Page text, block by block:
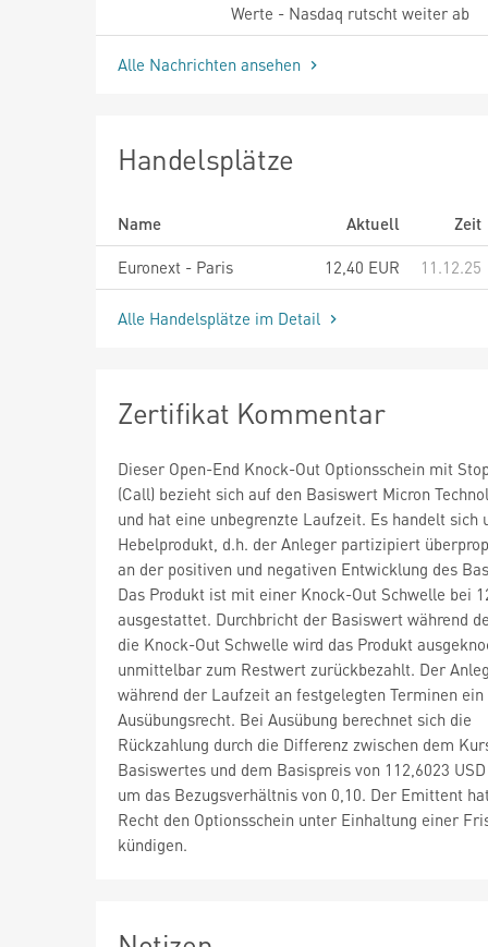
Werte - Nasdaq rutscht weiter ab
Alle Nachrichten ansehen
Handelsplätze
Name Aktuell
Zeit
Euronext - Paris
12,40 EUR 11.12.25
Alle Handelsplätze im Detail
Zertifikat Kommentar
Dieser Open-End Knock-Out Optionsschein mit
(Call) bezieht sich auf den Basiswert Micron
und hat eine unbegrenzte Laufzeit. Es handelt sich
Hebelprodukt, d.h. der Anleger partizipiert
an der positiven und negativen Entwicklung des
Das Produkt ist mit einer Knock-Out Schwelle bei
ausgestattet. Durchbricht der Basiswert während
die Knock-Out Schwelle wird das Produkt
unmittelbar zum Restwert zurückbezahlt. Der
während der Laufzeit an festgelegten Terminen ein
Ausübungsrecht. Bei Ausübung berechnet sich die
Rückzahlung durch die Differenz zwischen dem
Basiswertes und dem Basispreis von 112,6023
um das Bezugsverhältnis von 0,10. Der Emittent
Recht den Optionsschein unter Einhaltung einer
kündigen.